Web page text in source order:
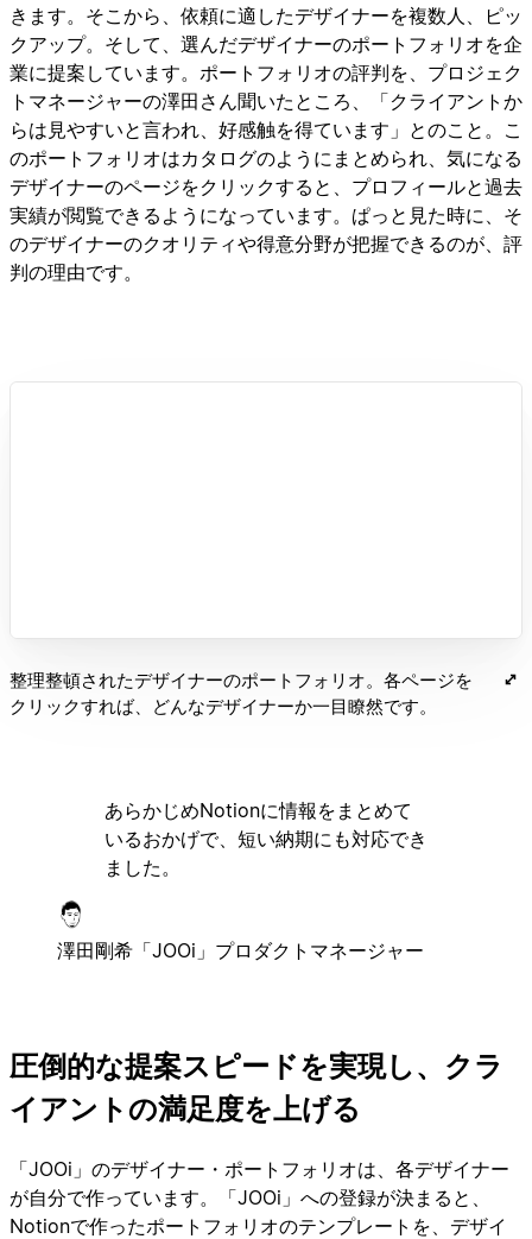
きます。そこから、依頼に適したデザイナーを複数人、ピッ
クアップ。そして、選んだデザイナーのポートフォリオを企
業に提案しています。ポートフォリオの評判を、プロジェク
トマネージャーの澤田さん聞いたところ、「クライアントか
らは見やすいと言われ、好感触を得ています」とのこと。こ
のポートフォリオはカタログのようにまとめられ、気になる
デザイナーのページをクリックすると、プロフィールと過去
実績が閲覧できるようになっています。ぱっと見た時に、そ
のデザイナーのクオリティや得意分野が把握できるのが、評
判の理由です。
整理整頓されたデザイナーのポートフォリオ。各ページを
クリックすれば、どんなデザイナーか一目瞭然です。
あらかじめNotionに情報をまとめて
いるおかげで、短い納期にも対応でき
ました。
澤田剛希 「JOOi」プロダクトマネージャー
圧倒的な提案スピードを実現し、クラ
イアントの満足度を上げる
「JOOi」のデザイナー・ポートフォリオは、各デザイナー
が自分で作っています。「JOOi」への登録が決まると、
Notionで作ったポートフォリオのテンプレートを、デザイ